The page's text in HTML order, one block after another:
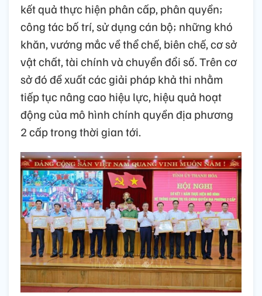
kết quả thực hiện phân cấp, phân quyền;
công tác bố trí, sử dụng cán bộ; những khó
khăn, vướng mắc về thể chế, biên chế, cơ sở
vật chất, tài chính và chuyển đổi số. Trên cơ
sở đó đề xuất các giải pháp khả thi nhằm
tiếp tục nâng cao hiệu lực, hiệu quả hoạt
động của mô hình chính quyền địa phương
2 cấp trong thời gian tới.